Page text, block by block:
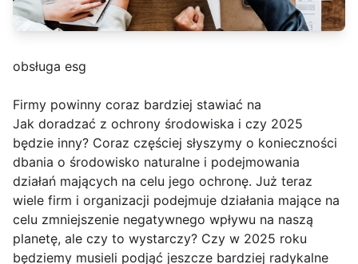
obsługa esg
Firmy powinny coraz bardziej stawiać na
Jak doradzać z ochrony środowiska i czy 2025
będzie inny? Coraz częściej słyszymy o konieczności
dbania o środowisko naturalne i podejmowania
działań mających na celu jego ochronę. Już teraz
wiele firm i organizacji podejmuje działania mające na
celu zmniejszenie negatywnego wpływu na naszą
planetę, ale czy to wystarczy? Czy w 2025 roku
będziemy musieli podjąć jeszcze bardziej radykalne